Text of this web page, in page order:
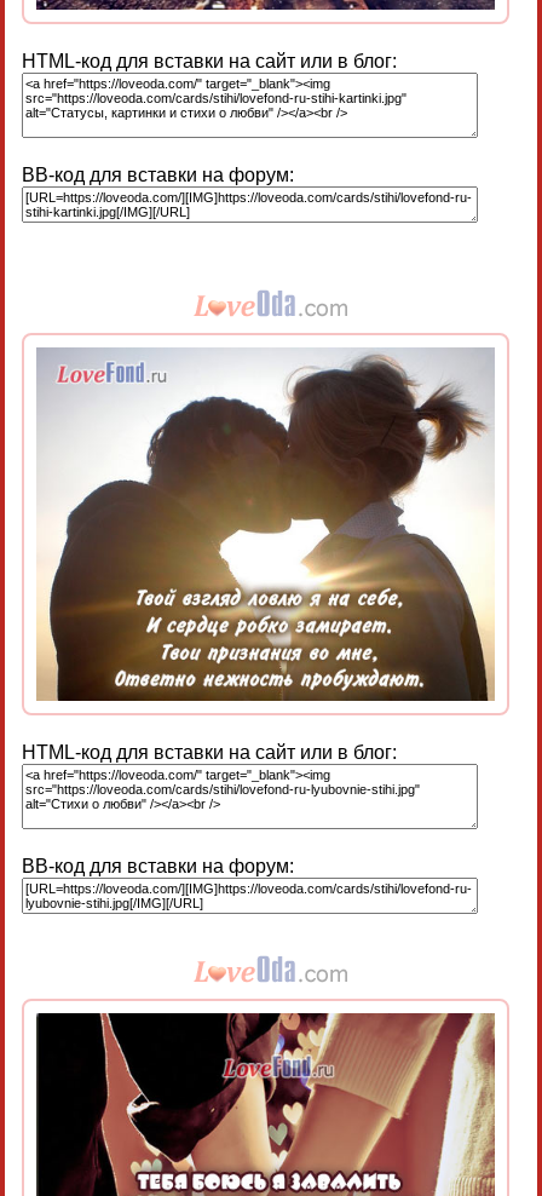
HTML-код для вставки на сайт или в блог:
BB-код для вставки на форум:
HTML-код для вставки на сайт или в блог:
BB-код для вставки на форум: